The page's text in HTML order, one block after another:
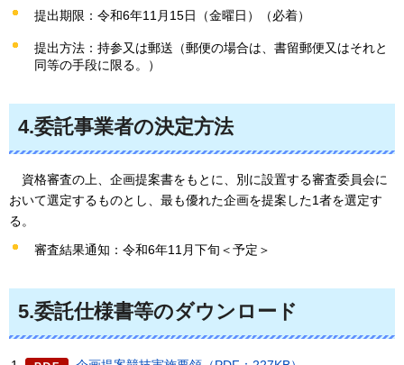
提出期限：令和6年11月15日（金曜日）（必着）
提出方法：持参又は郵送（郵便の場合は、書留郵便又はそれと
同等の手段に限る。）
4.委託事業者の決定方法
資格審査の上、企画提案書をもとに、別に設置する審査委員会に
おいて選定するものとし、最も優れた企画を提案した1者を選定す
る。
審査結果通知：令和6年11月下旬＜予定＞
5.委託仕様書等のダウンロード